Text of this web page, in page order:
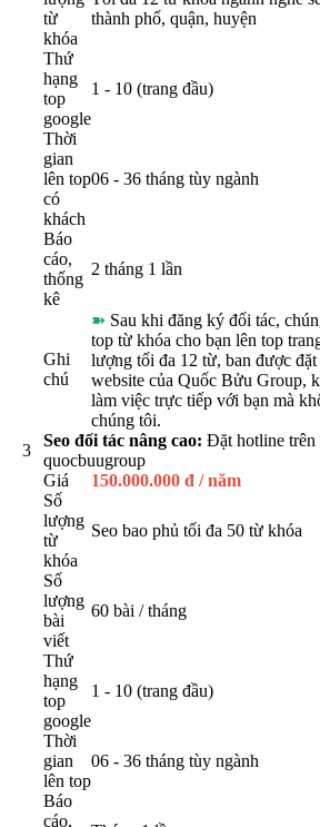
từ
khóa
thành phố, quận, huyện
Thứ
hạng
top
google
1 - 10 (trang đầu)
Thời
gian
lên top
có
khách
06 - 36 tháng tùy ngành
Báo
cáo,
thống
kê
2 tháng 1 lần
Ghi
chú
➽ Sau khi đăng ký đối tác,
top từ khóa cho bạn lên top
lượng tối đa 12 từ, ban được
website của Quốc Bửu Group,
làm việc trực tiếp với bạn mà
chúng tôi.
3
Seo đối tác nâng cao: Đặt hotline trên
quocbuugroup
Giá
150.000.000 đ / năm
Số
lượng
từ
khóa
Seo bao phủ tối đa 50 từ khóa
Số
lượng
bài
viết
60 bài / tháng
Thứ
hạng
top
google
1 - 10 (trang đầu)
Thời
gian
lên top
06 - 36 tháng tùy ngành
Báo
cáo,